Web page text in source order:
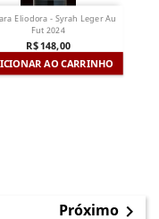
Eliodora - Syrah Leger Au
Fut 2024
R$ 148,00
AO CARRINHO
Próximo 